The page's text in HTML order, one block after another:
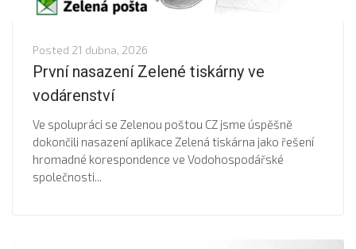
Posted 21 dubna, 2026
První nasazení Zelené tiskárny ve
vodárenství
Ve spolupráci se Zelenou poštou CZ jsme úspěšně
dokončili nasazení aplikace Zelená tiskárna jako řešení
hromadné korespondence ve Vodohospodářské
společnosti...